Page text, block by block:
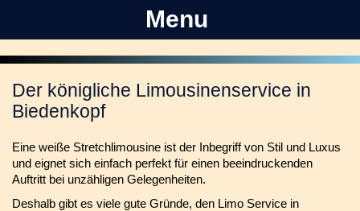
Menu
Der königliche Limousinenservice in
Biedenkopf
Eine weiße Stretchlimousine ist der Inbegriff von Stil und Luxus
und eignet sich einfach perfekt für einen beeindruckenden
Auftritt bei unzähligen Gelegenheiten.
Deshalb gibt es viele gute Gründe, den Limo Service in